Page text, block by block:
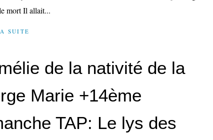
mort Il allait...
SUITE
de la nativité de la
Marie +14ème
TAP: Le lys des